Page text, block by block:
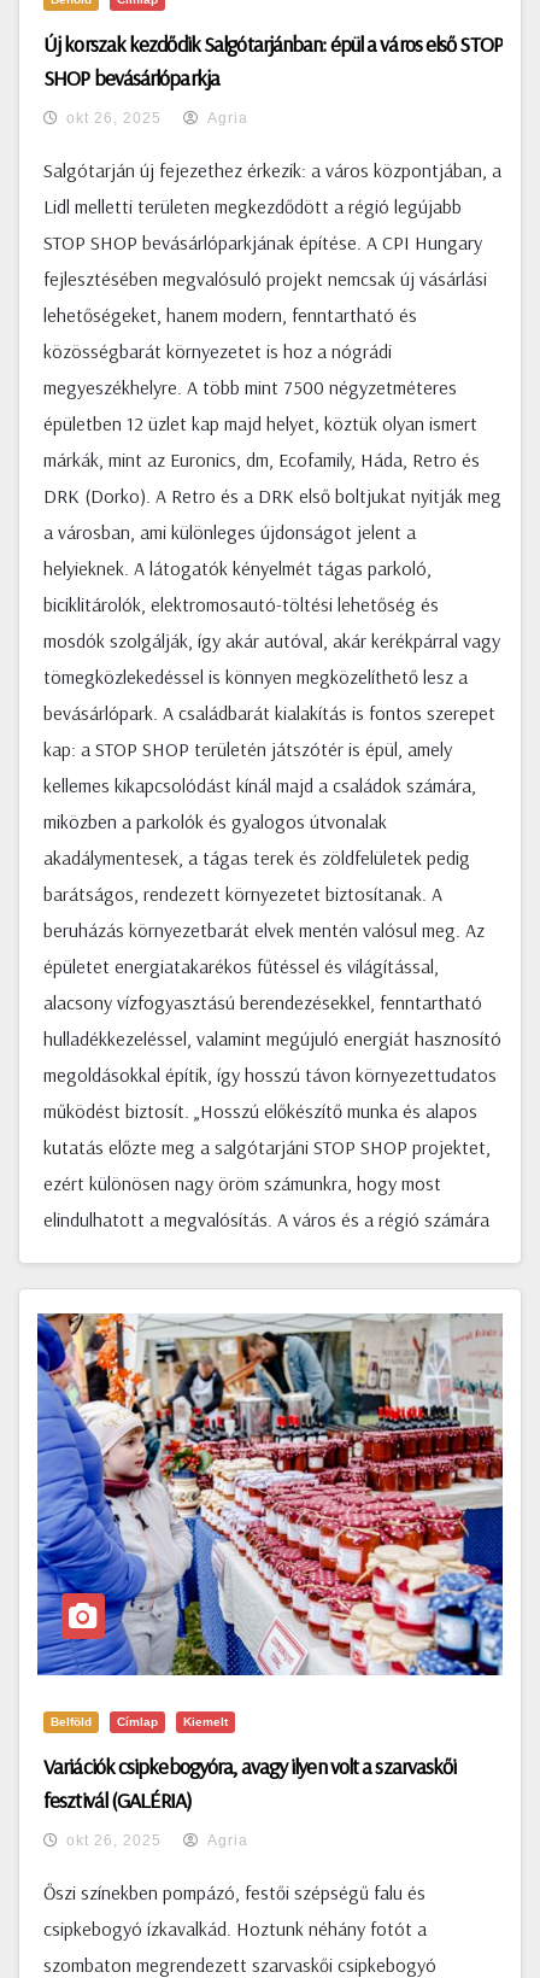
Új korszak kezdődik Salgótarjánban: épül a város első STOP
SHOP bevásárlóparkja
okt 26, 2025 Agria
Salgótarján új fejezethez érkezik: a város központjában, a
Lidl melletti területen megkezdődött a régió legújabb
STOP SHOP bevásárlóparkjának építése. A CPI Hungary
fejlesztésében megvalósuló projekt nemcsak új vásárlási
lehetőségeket, hanem modern, fenntartható és
közösségbarát környezetet is hoz a nógrádi
megyeszékhelyre. A több mint 7500 négyzetméteres
épületben 12 üzlet kap majd helyet, köztük olyan ismert
márkák, mint az Euronics, dm, Ecofamily, Háda, Retro és
DRK (Dorko). A Retro és a DRK első boltjukat nyitják meg
a városban, ami különleges újdonságot jelent a
helyieknek. A látogatók kényelmét tágas parkoló,
biciklitárolók, elektromosautó-töltési lehetőség és
mosdók szolgálják, így akár autóval, akár kerékpárral vagy
tömegközlekedéssel is könnyen megközelíthető lesz a
bevásárlópark. A családbarát kialakítás is fontos szerepet
kap: a STOP SHOP területén játszótér is épül, amely
kellemes kikapcsolódást kínál majd a családok számára,
miközben a parkolók és gyalogos útvonalak
akadálymentesek, a tágas terek és zöldfelületek pedig
barátságos, rendezett környezetet biztosítanak. A
beruházás környezetbarát elvek mentén valósul meg. Az
épületet energiatakarékos fűtéssel és világítással,
alacsony vízfogyasztású berendezésekkel, fenntartható
hulladékkezeléssel, valamint megújuló energiát hasznosító
megoldásokkal építik, így hosszú távon környezettudatos
működést biztosít. „Hosszú előkészítő munka és alapos
kutatás előzte meg a salgótarjáni STOP SHOP projektet,
ezért különösen nagy öröm számunkra, hogy most
elindulhatott a megvalósítás. A város és a régió számára
Belföld Címlap Kiemelt
Variációk csipkebogyóra, avagy ilyen volt a szarvaskői
fesztivál (GALÉRIA)
okt 26, 2025 Agria
Őszi színekben pompázó, festői szépségű falu és
csipkebogyó ízkavalkád. Hoztunk néhány fotót a
szombaton megrendezett szarvaskői csipkebogyó